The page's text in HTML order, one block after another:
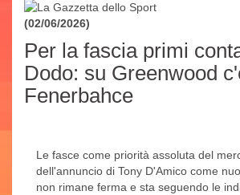
(02/06/2026)
Per la fascia primi
Dodo: su Greenwood
Fenerbahce
Le fasce come priorità assoluta del
dell'annuncio di Tony D'Amico come
non rimane ferma e sta seguendo le